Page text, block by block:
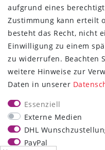
ZAHLUNG & VERSAND
UNSER VERSPRECHEN
innerhalb von 6 Stunden!
An 7 Tagen die Woche, bis
sales@pulse120.de
aufgrund eines
Zustimmung kann erteilt
besteht das Recht, nicht
Einwilligung zu einem
zu widerrufen. Beachten
weitere Hinweise zur
Daten in unserer
Essenziell
Externe Medien
DHL
PayPal